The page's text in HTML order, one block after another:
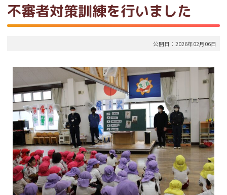
不審者対策訓練を行いました
公開日：2026年02月06日